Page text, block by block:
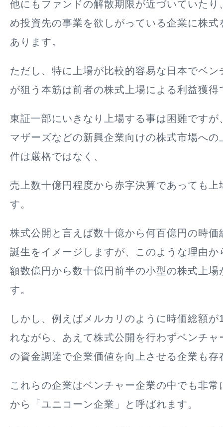
他にもファンドの解散期限が近づいていたり
め投資先の事業を欲しがっている企業に株式
あります。
ただし、特に上場が比較的容易な日本でベン
が狙う 本筋は前者の株式上場による利益獲得
東証一部にいきなり上場する事は困難ですが
マザーズなどの新興企業向けの株式市場への
件は厳格ではなく、
売上数十億円程度から赤字決算であっても上
す。
株式公開と言えば数十億から何百億円の時価
誕生をイメージしますが、このような理由か
額数億円から数十億円前半の小型の株式上場
す。
しかし、例えばメルカリのように時価総額
れながら、あえて株式公開を行わずベンチャ
の資金調達で企業価値を向上させる企業も存
これらの企業はベンチャー企業の中でも非
から「 ユニコーン企業 」と呼ばれます。